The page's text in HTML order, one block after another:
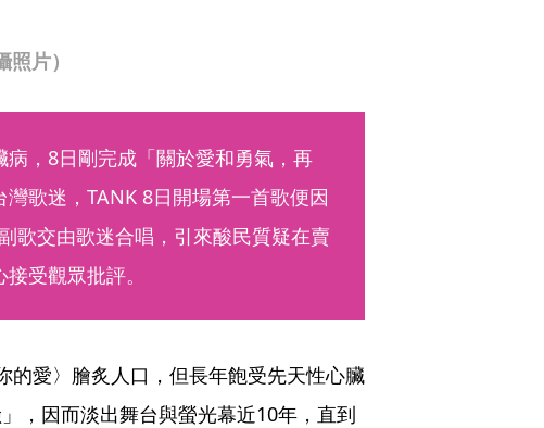
片）
，8日剛完成「關於愛和勇氣，再
歌迷，TANK 8日開場第一首歌便因
歌交由歌迷合唱，引來酸民質疑在賣
受觀眾批評。
的愛〉膾炙人口，但長年飽受先天性心臟
，因而淡出舞台與螢光幕近10年，直到